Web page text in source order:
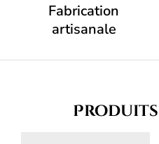
Fabrication
artisanale
Produits